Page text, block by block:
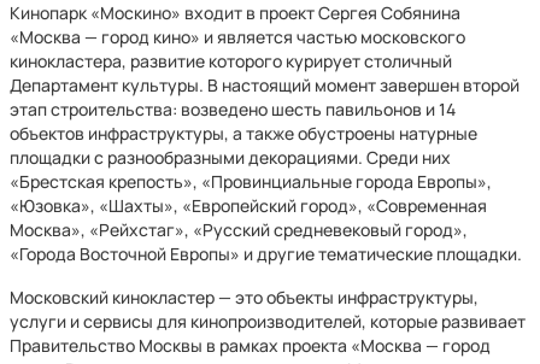
Кинопарк «Москино» входит в проект Сергея Собянина
«Москва — город кино» и является частью московского
кинокластера, развитие которого курирует столичный
Департамент культуры. В настоящий момент завершен второй
этап строительства: возведено шесть павильонов и 14
объектов инфраструктуры, а также обустроены натурные
площадки с разнообразными декорациями. Среди них
«Брестская крепость», «Провинциальные города Европы»,
«Юзовка», «Шахты», «Европейский город», «Современная
Москва», «Рейхстаг», «Русский средневековый город»,
«Города Восточной Европы» и другие тематические площадки.
Московский кинокластер — это объекты инфраструктуры,
услуги и сервисы для кинопроизводителей, которые развивает
Правительство Москвы в рамках проекта «Москва — город